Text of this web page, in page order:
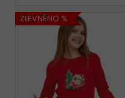
ZLEVNĚNO %